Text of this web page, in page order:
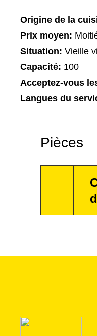
Origine de la
Prix moyen:
Situation: Vieille
Capacité: 100
Acceptez-vous
Langues du
Pièces